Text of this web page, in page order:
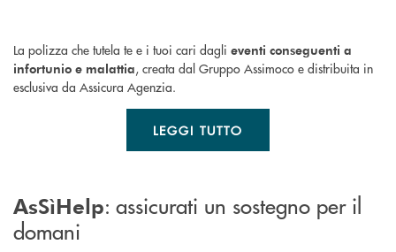
La polizza che tutela te e i tuoi cari dagli eventi conseguenti a
infortunio e malattia, creata dal Gruppo Assimoco e distribuita in
esclusiva da Assicura Agenzia.
LEGGI TUTTO
AsSìHelp: assicurati un sostegno per il
domani